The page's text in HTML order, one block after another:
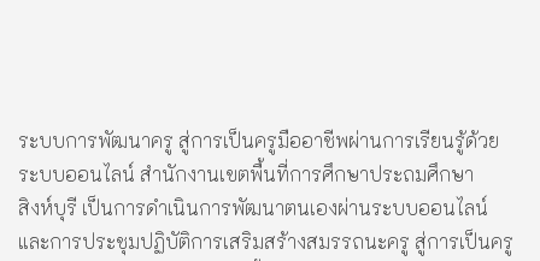
ระบบการพัฒนาครู สู่การเป็นครูมืออาชีพผ่านการเรียนรู้ด้วย
ระบบออนไลน์ สำนักงานเขตพื้นที่การศึกษาประถมศึกษา
สิงห์บุรี เป็นการดำเนินการพัฒนาตนเองผ่านระบบออนไลน์
และการประชุมปฏิบัติการเสริมสร้างสมรรถนะครู สู่การเป็นครู